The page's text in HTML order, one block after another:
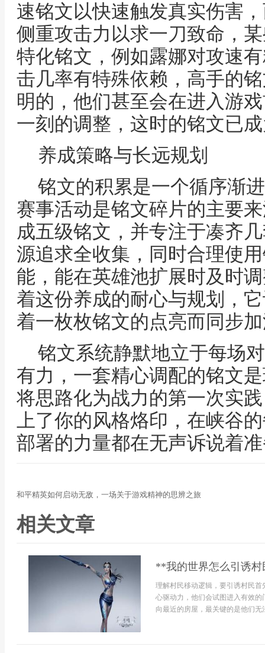
速铭文以快速触发真实伤害
侧重攻击力以求一刀致命，
特化铭文，例如露娜对攻速
击几率有特殊依赖，高手的
明的，他们甚至会在进入游
一刻的调整，这时的铭文已
养成策略与长远规划
铭文的积累是一个循序渐
赛事活动是铭文碎片的主要
成五级铭文，并专注于凑齐
源追求全收集，同时合理使
能，能在英雄池扩展时及时
着这份养成的耐心与规划，
着一枚枚铭文的点亮而同步
铭文系统静默地立于每场
有力，一套精心调配的铭文
将思路化为战力的第一次实
上了你的风格烙印，在峡谷
部署的力量都在无声诉说着
和平精英如何启动无敌，一场关于游戏精神的思辨之旅
相关文章
**我的世界怎么引诱
理解村民移动逻辑，要引诱村民
心驱动力，他们会试图进入有效
向最近的房屋，最关键的是他们